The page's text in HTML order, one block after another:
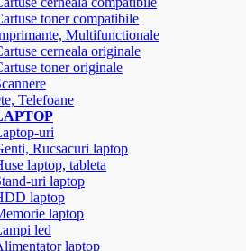
toner compatibile
Multifunctionale
cerneala originale
toner originale
Telefoane
uri
Rucsacuri laptop
laptop, tableta
uri laptop
laptop
laptop
led
laptop